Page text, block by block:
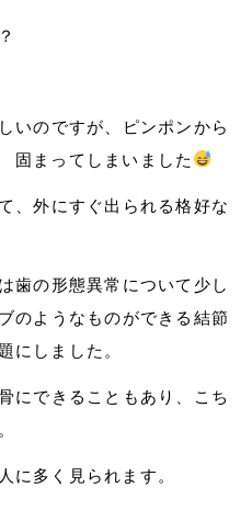
いのですが、ピンポンから
固まってしまいました
、外にすぐ出られる格好な
歯の形態異常について少し
のようなものができる結節
にしました。
にできることもあり、こち
に多く見られます。